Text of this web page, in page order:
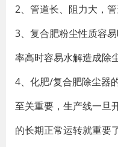
2、管道长、阻力大，管
3、复合肥粉尘性质容
率高时容易水解造成除
4、化肥/复合肥除尘器
至关重要，生产线一旦
的长期正常运转就重要了